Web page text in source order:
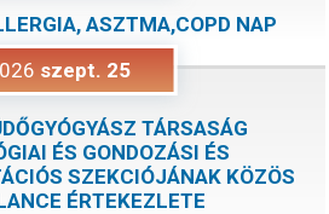
ASZTMA,COPD NAP
szept. 25
TÁRSASÁG
ÉS GONDOZÁSI ÉS
SZEKCIÓJÁNAK KÖZÖS
ÉRTEKEZLETE